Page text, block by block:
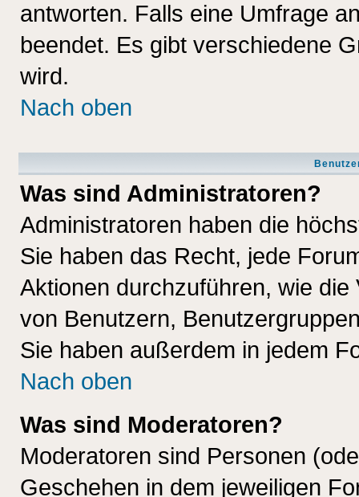
antworten. Falls eine Umfrage
beendet. Es gibt verschiedene
wird.
Nach oben
Was sind Administratoren?
Administratoren haben die
Sie haben das Recht, jede
Aktionen durchzuführen, wie
von Benutzern,
Sie haben außerdem in jedem
Nach oben
Was sind Moderatoren?
Moderatoren sind Personen
Geschehen in dem jeweiligen